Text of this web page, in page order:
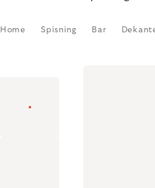
Home Spisning Bar